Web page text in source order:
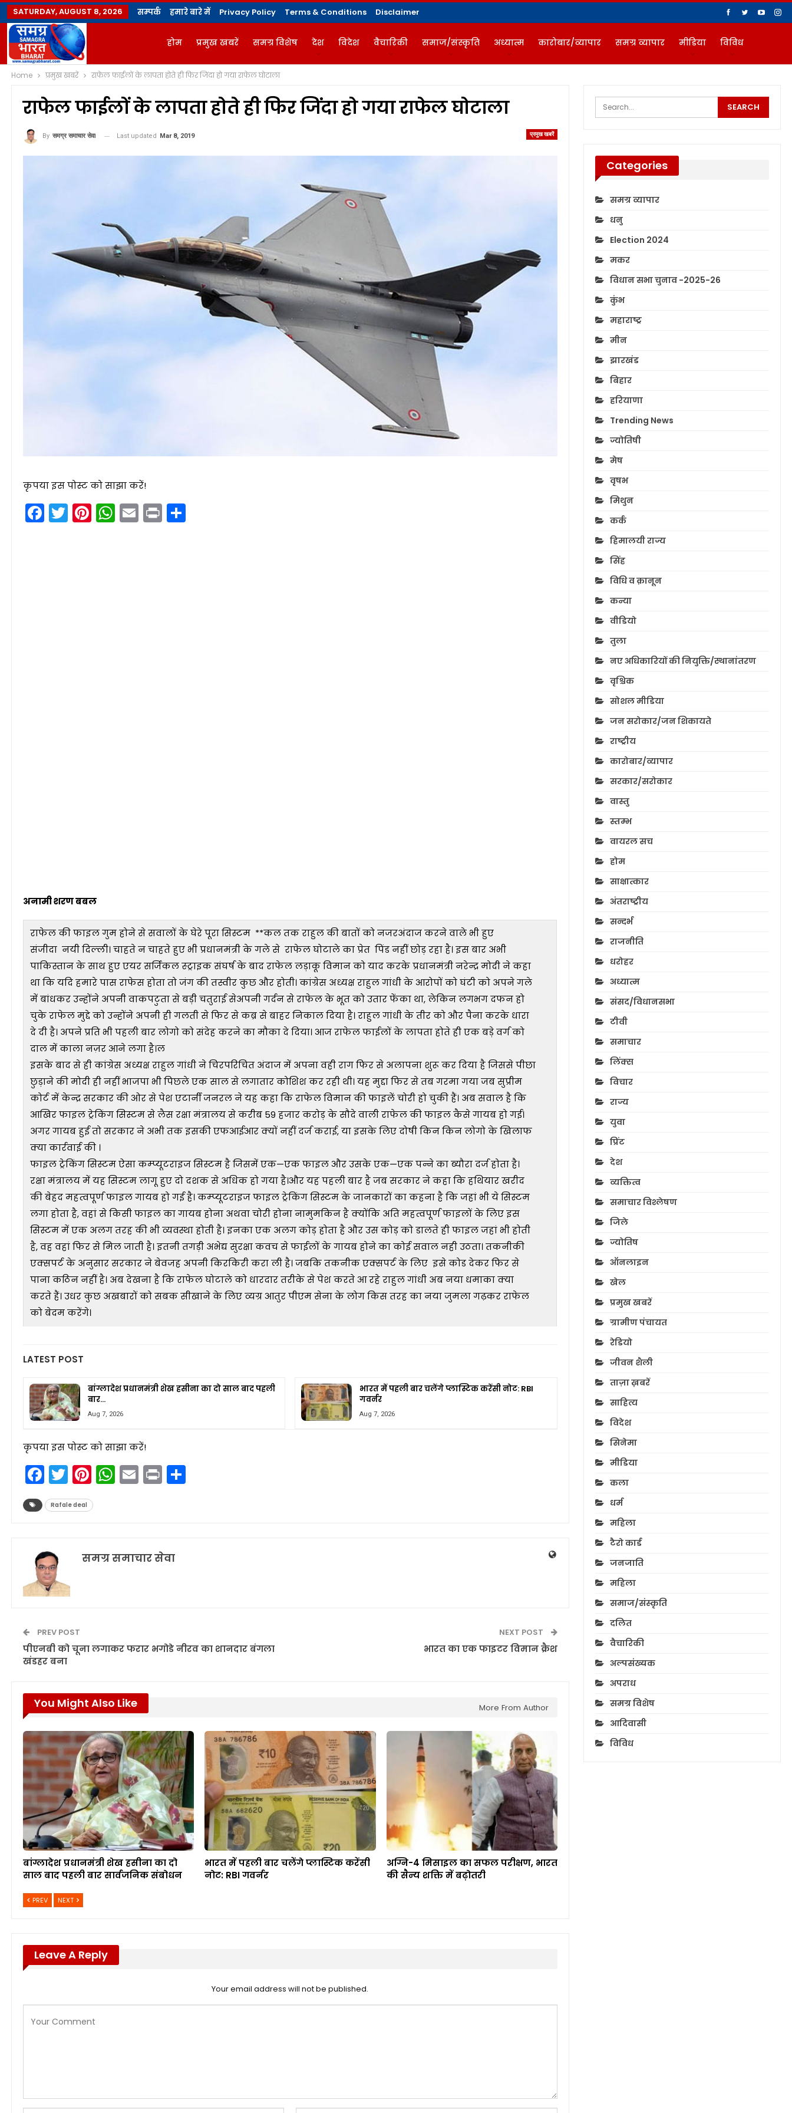
SATURDAY, AUGUST 8, 2026 सम्पर्क हमारे बारे में Privacy Policy Terms & Conditions Disclaimer
होम प्रमुख खबरें समग्र विशेष देश विदेश वैचारिकी समाज/संस्कृति अध्यात्म कारोबार/व्यापार समग्र व्यापार मीडिया विविध
ज्योतिषी योगविद्या मैगज़ीन
Home प्रमुख खबरें राफेल फाईलों के लापता होते ही फिर जिंदा हो गया राफेल घोटाला
राफेल फाईलों के लापता होते ही फिर जिंदा हो गया राफेल घोटाला
प्रमुख खबरें
By समग्र समाचार सेवा Last updated Mar 8, 2019
कृपया इस पोस्ट को साझा करें!
Facebook
Twitter
Pinterest
WhatsApp
Email
Print
अनामी शरण बबल
राफेल की फाइल गुम होने से सवालों के घेरे पूरा सिस्टम **कल तक राहुल की बातों को नजरअंदाज करने वाले भी हुए
संजीदा नयी दिल्ली। चाहते न चाहते हुए भी प्रधानमंत्री के गले से राफेल घोटाले का प्रेत पिंड नहीं छोड़ रहा है। इस बार अभी
पाकिस्तान के साथ हुए एयर सर्जिकल स्ट्राइक संघर्ष के बाद राफेल लड़ाकू विमान को याद करके प्रधानमंत्री नरेन्द्र मोदी ने कहा
था कि यदि हमारे पास राफेस होता तो जंग की तस्वीर कुछ और होती। कांग्रेस अध्यक्ष राहुल गांधी के आरोपों को घंटी को अपने गले
में बांधकर उन्होंने अपनी वाकपटुता से बड़ी चतुराई सेअपनी गर्दन से राफेल के भूत को उतार फेंका था, लेकिन लगभग दफन हो
चुके राफेल मुद्दे को उन्होंने अपनी ही गलती से फिर से कब्र से बाहर निकाल दिया है। राहुल गांधी के तीर को और पैना करके धारा
दे दी है। अपने प्रति भी पहली बार लोगो को संदेह करने का मौका दे दिया। आज राफेल फाईलों के लापता होते ही एक बड़े वर्ग को
दाल में काला नज़र आने लगा है।ल
इसके बाद से ही कांग्रेस अध्यक्ष राहुल गांधी ने चिरपरिचि​त अंदाज में अपना वही राग फिर से अलापना शुरू कर दिया है जिससे पीछा
छुड़ाने की मोदी ही नहीं भाजपा भी पिछले एक साल से लगातार कोशिश कर रही थी। यह मुद्दा फिर से तब गरमा गया जब सुप्रीम
कोर्ट में केन्द्र सरकार की ओर से पेश एटार्नी जनरल ने यह कहा कि राफेल विमान की फाइलें चोरी हो चुकी हैं। अब सवाल है कि
आखिर फाइल ट्रेकिंग सिस्टम से लैस रक्षा मंत्रालय से करीब 59 हजार करोड़ के सौदे वाली राफेल की फाइल कैसे गायब हो गई।
अगर गायब हुई तो सरकार ने अभी तक इसकी एफआईआर क्यों नहीं दर्ज कराई, या इसके लिए दोषी किन किन लोगो के खिलाफ
क्या कार्रवाई की ।
फाइल ट्रेकिंग सिस्टम ऐसा कम्प्यूटराइज सिस्टम है जिसमें एक—एक फाइल और उसके एक—एक पन्ने का ब्यौरा दर्ज होता है।
रक्षा मंत्रालय में यह सिस्टम लागू हुए दो दशक से अधिक हो गया है।और यह पहली बार है जब सरकार ने कहा कि हथियार खरीद
की बेहद महत्वपूर्ण फाइल गायब हो गई है। कम्प्यूटराइज फाइल ट्रेकिंग सिस्टम के जानकारों का कहना है कि जहां भी ये सिस्टम
लगा होता है, वहां से किसी फाइल का गायब होना अथवा चोरी होना नामुमकिन है क्योंकि अति महत्वपूर्ण फाइलों के लिए इस
सिस्टम में एक अलग तरह की भी व्यवस्था होती है। इनका एक अलग कोड़ होता है और उस कोड़ को डालते ही फाइल जहां भी होती
है, वह वहां फिर से मिल जाती है। इतनी तगड़ी अभेद्य सुरक्षा कवच से फाईलों के गायब होने का कोई सवाल नही उठता। तकनीकी
एक्सपर्ट के अनुसार सरकार ने बेवजह अपनी किरकिरी करा ली है। जबकि तकनीक एक्सपर्ट के लिए इसे कोड देकर फिर से
पाना कठिन नहीं है। अब देखना है कि राफेल घोटाले को धारदार तरीके से पेश करते आ रहे राहुल गांधी अब नया धमाका क्या
करते हैं। उधर कुछ अखबारों को सबक सीखाने के लिए व्यग्र आतुर पीएम सेना के लोग किस तरह का नया जुमला गढ़कर राफेल
को बेदम करेंगे।
LATEST POST
बांग्लादेश प्रधानमंत्री शेख हसीना का दो साल बाद पहली
बार…
Aug 7, 2026
भारत में पहली बार चलेंगे प्लास्टिक करेंसी नोट: RBI
गवर्नर
Aug 7, 2026
कृपया इस पोस्ट को साझा करें!
Facebook
Twitter
Pinterest
WhatsApp
Email
Print
Rafale deal
समग्र समाचार सेवा
PREV POST
पीएनबी को चूना लगाकर फरार भगोडे नीरव का शानदार बंगला
खंडहर बना
NEXT POST
भारत का एक फाइटर विमान क्रैश
You Might Also Like More From Author
बांग्लादेश प्रधानमंत्री शेख हसीना का दो
साल बाद पहली बार सार्वजनिक संबोधन
भारत में पहली बार चलेंगे प्लास्टिक करेंसी
नोट: RBI गवर्नर
अग्नि-4 मिसाइल का सफल परीक्षण, भारत
की सैन्य शक्ति में बढ़ोतरी
PREV NEXT
Leave A Reply
Your email address will not be published.
Categories
समग्र व्यापार
धनु
Election 2024
मकर
विधान सभा चुनाव -2025-26
कुंभ
महाराष्ट्र
मीन
झारखंड
बिहार
हरियाणा
Trending News
ज्योतिषी
मेष
वृषभ
मिथुन
कर्क
हिमालयी राज्य
सिंह
विधि व क़ानून
कन्या
वीडियो
तुला
नए अधिकारियों की नियुक्ति/स्थानांतरण
वृश्चिक
सोशल मीडिया
जन सरोकार/जन शिकायते
राष्ट्रीय
कारोबार/व्यापार
सरकार/सरोकार
वास्तु
स्तम्भ
वायरल सच
होम
साक्षात्कार
अंतराष्ट्रीय
सन्दर्भ
राजनीति
धरोहर
अध्यात्म
संसद/विधानसभा
टीवी
समाचार
लिंक्स
विचार
राज्य
युवा
प्रिंट
देश
व्यक्तित्व
समाचार विश्लेषण
जिले
ज्योतिष
ऑनलाइन
खेल
प्रमुख खबरें
ग्रामीण पंचायत
रेडियो
जीवन शैली
ताज़ा ख़बरें
साहित्य
विदेश
सिनेमा
मीडिया
कला
धर्म
महिला
टैरो कार्ड
जनजाति
महिला
समाज/संस्कृति
दलित
वैचारिकी
अल्पसंख्यक
अपराध
समग्र विशेष
आदिवासी
विविध